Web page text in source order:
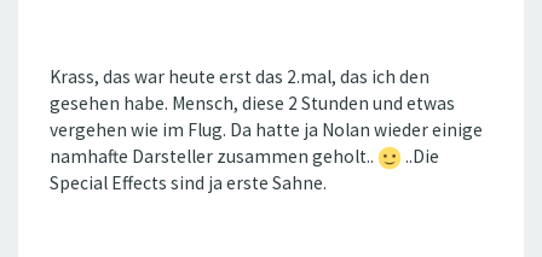
Krass, das war heute erst das 2.mal, das ich den
gesehen habe. Mensch, diese 2 Stunden und etwas
vergehen wie im Flug. Da hatte ja Nolan wieder einige
namhafte Darsteller zusammen geholt..
..Die
Special Effects sind ja erste Sahne.